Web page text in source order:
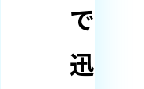
で
迅